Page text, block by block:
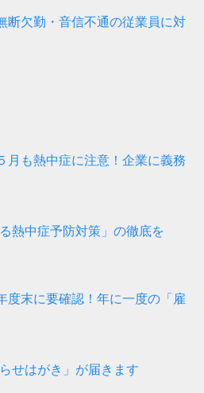
断欠勤・音信不通の従業員に対
月も熱中症に注意！企業に義務
熱中症予防対策」の徹底を
度末に要確認！年に一度の「雇
せはがき」が届きます